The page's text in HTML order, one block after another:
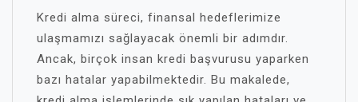
Kredi alma süreci, finansal hedeflerimize
ulaşmamızı sağlayacak önemli bir adımdır.
Ancak, birçok insan kredi başvurusu yaparken
bazı hatalar yapabilmektedir. Bu makalede,